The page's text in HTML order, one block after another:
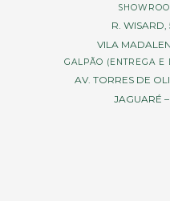
R. WISARD,
VILA
GALPÃO (ENTREGA E
AV. TORRES DE
JAGUARÉ –